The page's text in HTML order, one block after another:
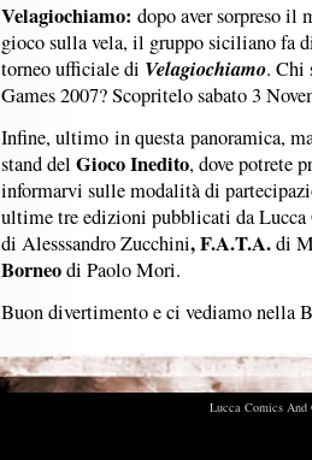
Velagiochiamo: dopo aver sorpreso il
gioco sulla vela, il gruppo siciliano fa
torneo ufficiale di Velagiochiamo. Chi
Games 2007? Scopritelo sabato 3
Infine, ultimo in questa panoramica,
stand del Gioco Inedito, dove potrete
informarvi sulle modalità di
ultime tre edizioni pubblicati da
di Alesssandro Zucchini, F.A.T.A.di
Borneodi Paolo Mori.
Buon divertimento e ci vediamo nella
Lucca Comics And